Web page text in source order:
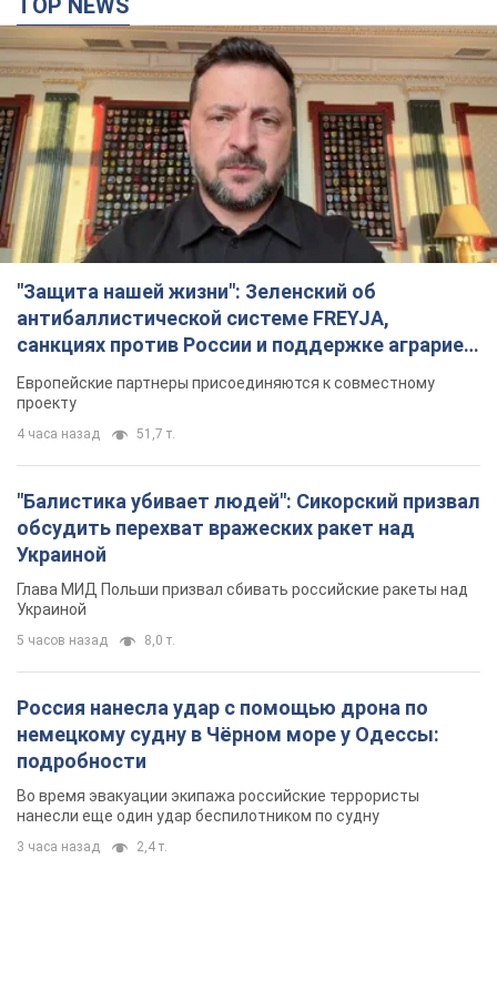
"Защита нашей жизни": Зеленский об
антибаллистической системе FREYJA,
санкциях против России и поддержке аграриев.
Видео
Европейские партнеры присоединяются к совместному
проекту
4 часа назад 51,7 т.
"Балистика убивает людей": Сикорский призвал
обсудить перехват вражеских ракет над
Украиной
Россия нанесла удар с помощью дрона по
немецкому судну в Чёрном море у Одессы:
подробности
нанесли еще один удар беспилотником по судну